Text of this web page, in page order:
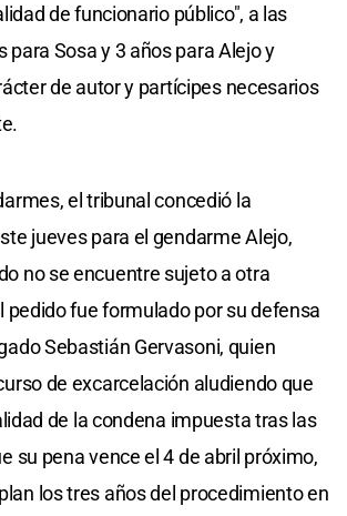
de funcionario público", a las
para Sosa y 3 años para Alejo y
de autor y partícipes necesarios
el tribunal concedió la
jueves para el gendarme Alejo,
no se encuentre sujeto a otra
pedido fue formulado por su defensa
Sebastián Gervasoni, quien
de excarcelación aludiendo que
de la condena impuesta tras las
su pena vence el 4 de abril próximo,
los tres años del procedimiento en